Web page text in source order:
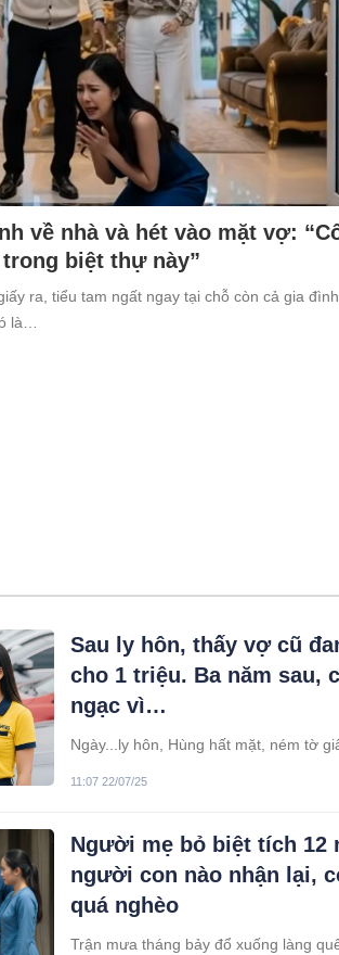
về nhà và hét vào mặt vợ:
biệt thự này”
ra, tiểu tam ngất ngay tại chỗ còn cả gia đình
là…
Sau ly hôn, thấy vợ cũ
cho 1 triệu. Ba năm sau,
ngạc vì…
Ngày...ly hôn, Hùng hất mặt, ném tờ
11:07 22/07/25
Người mẹ bỏ biệt tích 12
người con nào nhận lại,
quá nghèo
Trận mưa tháng bảy đổ xuống làng